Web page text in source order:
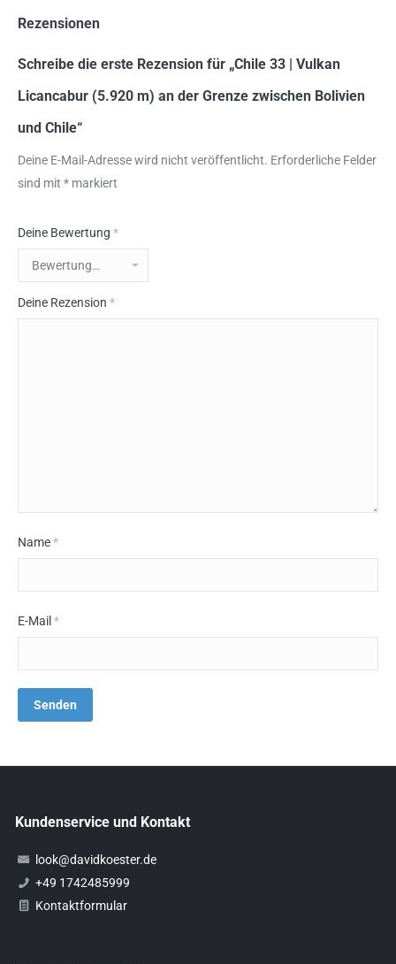
Rezensionen
Schreibe die erste Rezension für „Chile 33 | Vulkan
Licancabur (5.920 m) an der Grenze zwischen Bolivien
und Chile“
Deine E-Mail-Adresse wird nicht veröffentlicht. Erforderliche Felder
sind mit * markiert
Deine Bewertung *
Deine Rezension *
Name*
E-Mail *
Kundenservice und Kontakt
look@davidkoester.de
+49 1742485999
Kontaktformular